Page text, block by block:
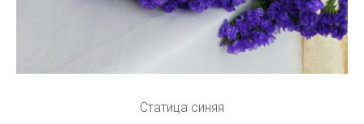
Статица синяя